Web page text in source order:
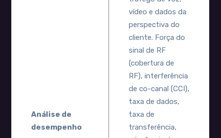
Análise de
desempenho
vídeo e dados da
perspectiva do
cliente. Força do
sinal de RF
(cobertura de
RF), interferência
de co-canal (CCI),
taxa de dados,
taxa de
transferência,